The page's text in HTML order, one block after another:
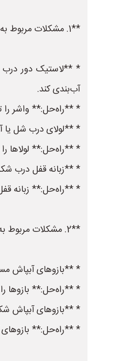
**1. مشکلات مربوط به درب:**
* **لاستیک دور درب
آب‌بندی کند.
* **راه‌حل:** واشر را
* **لولای درب شل یا
* **راه‌حل:** لولاها
* **زبانه قفل درب
* **راه‌حل:** زبانه
**2. مشکلات مربوط به بازوهای آبپاش:**
* **بازوهای آبپاش
* **راه‌حل:** بازوها
* **بازوهای آبپاش
* **راه‌حل:**